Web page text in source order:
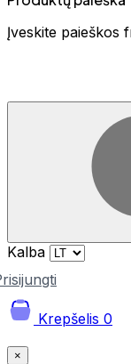
Įveskite paieškos
Kalba
Krepšelis 0
×